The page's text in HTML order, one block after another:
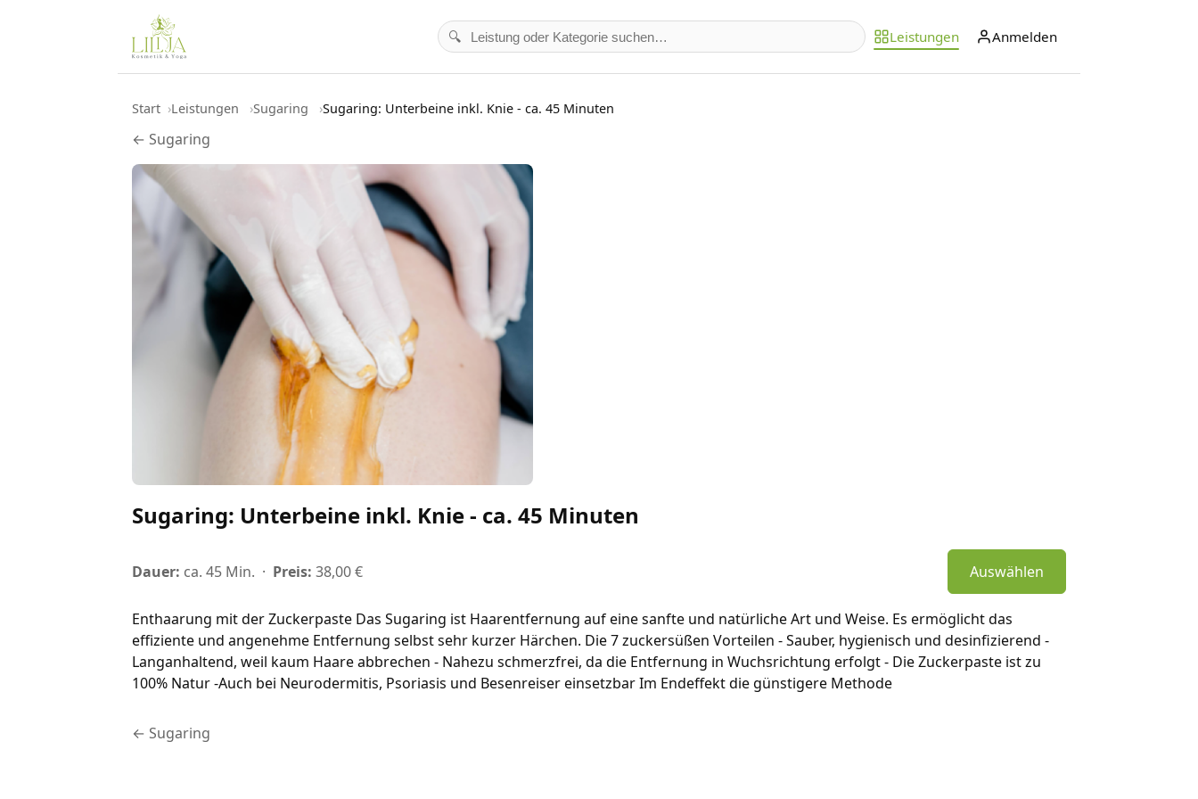
🔍 Leistungen Anmelden
Start Leistungen Sugaring Sugaring: Unterbeine inkl. Knie - ca. 45 Minuten
← Sugaring
Sugaring: Unterbeine inkl. Knie - ca. 45 Minuten
Dauer: ca. 45 Min. · Preis: 38,00 € Auswählen
Enthaarung mit der Zuckerpaste Das Sugaring ist Haarentfernung auf eine sanfte und natürliche Art und Weise. Es ermöglicht das
effiziente und angenehme Entfernung selbst sehr kurzer Härchen. Die 7 zuckersüßen Vorteilen - Sauber, hygienisch und desinfizierend -
Langanhaltend, weil kaum Haare abbrechen - Nahezu schmerzfrei, da die Entfernung in Wuchsrichtung erfolgt - Die Zuckerpaste ist zu
100% Natur -Auch bei Neurodermitis, Psoriasis und Besenreiser einsetzbar Im Endeffekt die günstigere Methode
← Sugaring